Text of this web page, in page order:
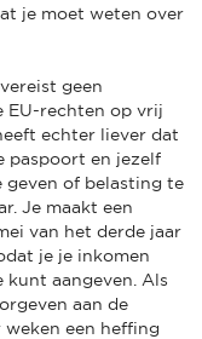
je moet weten over
geen
EU-rechten op vrij
echter liever dat
paspoort en jezelf
geven of belasting te
Je maakt een
van het derde jaar
je je inkomen
aangeven. Als
aan de
een heffing